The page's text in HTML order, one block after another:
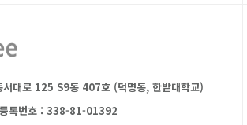
대로 125 S9동 407호 (덕명동, 한밭대학교)
록번호 : 338-81-01392